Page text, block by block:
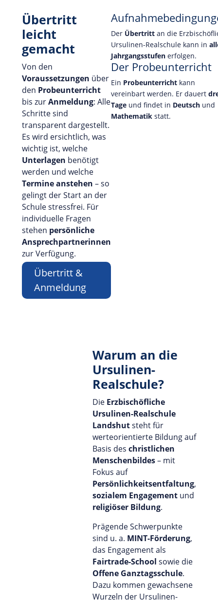
Übertritt
leicht
gemacht
Von den
Voraussetzungen über
den Probeunterricht
bis zurAnmeldung: Alle
Schritte sind
transparent dargestellt.
Es wird ersichtlich, was
wichtig ist, welche
Unterlagen benötigt
werden und welche
Termine anstehen – so
gelingt der Start an der
Schule stressfrei. Für
individuelle Fragen
stehen persönliche
Ansprechpartnerinnen
zur Verfügung.
Übertritt &
Anmeldung
Der Übertrittan die
Ursulinen-Realschule kann in
Jahrgangsstufenerfolgen.
Der Probeunterricht
Ein Probeunterrichtkann
vereinbart werden. Er dauert
Tageund findet in Deutschund
Mathematikstatt.
Warum an die
Ursulinen-
Realschule?
Die Erzbischöfliche
Ursulinen-Realschule
Landshutsteht für
werteorientierte Bildung auf
Basis deschristlichen
Menschenbildes– mit
Fokus auf
Persönlichkeitsentfaltung,
sozialem Engagement und
religiöser Bildung.
Prägende Schwerpunkte
sind u. a. MINT-Förderung,
das Engagement als
Fairtrade-School sowie die
Offene Ganztagsschule.
Dazu kommen gewachsene
Wurzeln der Ursulinen-